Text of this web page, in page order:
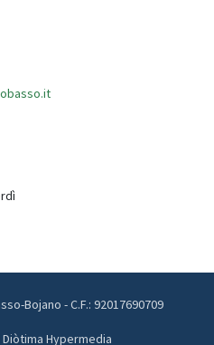
Bojano - C.F.: 92017690709
Hypermedia